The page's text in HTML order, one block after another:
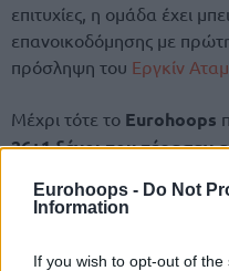
Eurohoops - Do Not
Information
If you wish to opt-out of
επιτυχίες, η ομάδα έχει
επανοικοδόμησης με
πρόσληψη του Εργκίν
Μέχρι τότε το Eurohoops
26+1 ξένοι που πέρασαν